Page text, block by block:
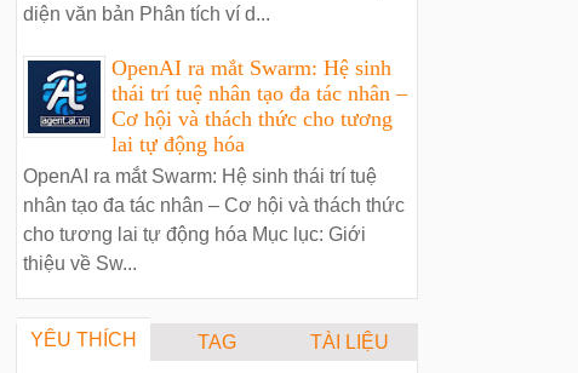
diện văn bản Phân tích ví d...
OpenAI ra mắt Swarm: Hệ sinh
thái trí tuệ nhân tạo đa tác nhân –
Cơ hội và thách thức cho tương
lai tự động hóa
OpenAI ra mắt Swarm: Hệ sinh thái trí tuệ
nhân tạo đa tác nhân – Cơ hội và thách thức
cho tương lai tự động hóa Mục lục: Giới
thiệu về Sw...
YÊU THÍCH TAG TÀI LIỆU